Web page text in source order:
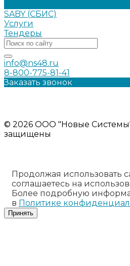
SABY (СБИС)
Услуги
Тендеры
info@ns48.ru
8-800-775-81-41
Заказать звонок
© 2026 ООО "Новые
защищены
Продолжая использовать
соглашаетесь на
Более подробную
в Политике
Принять